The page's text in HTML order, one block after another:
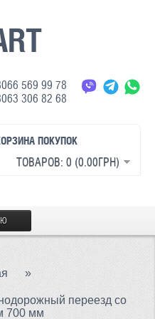
569 99 78
306 82 68
ПОКУПОК
ТОВАРОВ: 0 (0.00ГРН)
ТКАНЬ
»
переезд со
700 мм